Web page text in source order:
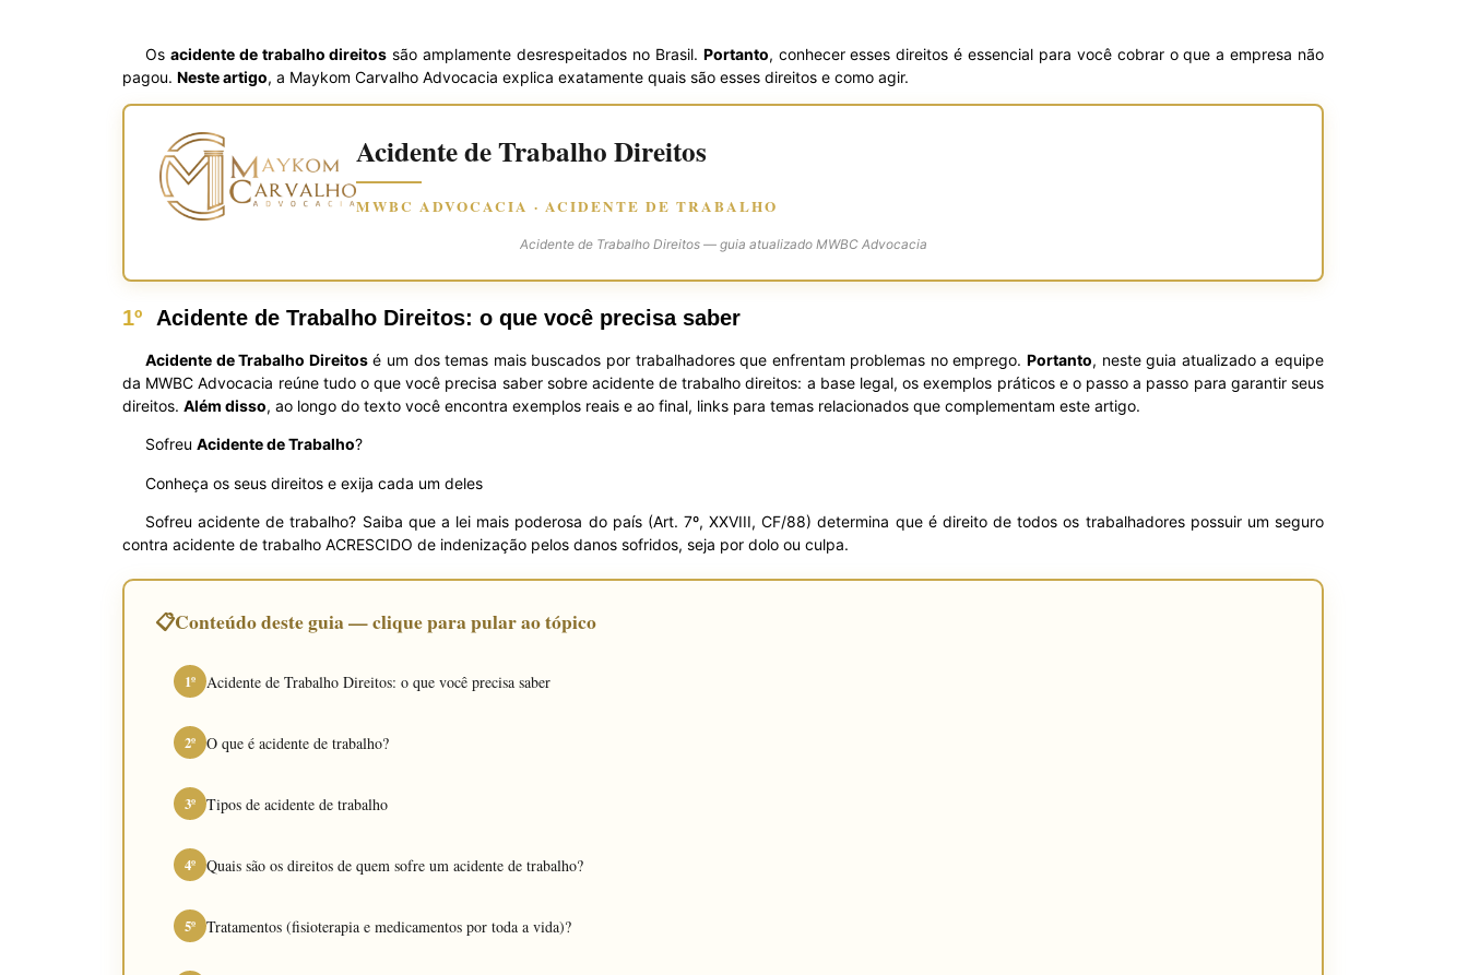
Os acidente de trabalho direitos são amplamente desrespeitados no Brasil. Portanto, conhecer esses direitos é essencial para você cobrar o que a empresa não
pagou. Neste artigo, a Maykom Carvalho Advocacia explica exatamente quais são esses direitos e como agir.
Acidente de Trabalho Direitos
MWBC ADVOCACIA · ACIDENTE DE TRABALHO
Acidente de Trabalho Direitos — guia atualizado MWBC Advocacia
1º Acidente de Trabalho Direitos: o que você precisa saber
Acidente de Trabalho Direitosé um dos temas mais buscados por trabalhadores que enfrentam problemas no emprego.Portanto, neste guia atualizado a equipe
da MWBC Advocacia reúne tudo o que você precisa saber sobre acidente de trabalho direitos: a base legal, os exemplos práticos e o passo a passo para garantir seus
direitos. Além disso, ao longo do texto você encontra exemplos reais e ao final, links para temas relacionados que complementam este artigo.
Sofreu Acidente de Trabalho?
Conheça os seus direitos e exija cada um deles
Sofreu acidente de trabalho? Saiba que a lei mais poderosa do país (Art. 7º, XXVIII, CF/88) determina que é direito de todos os trabalhadores possuir um seguro
contra acidente de trabalho ACRESCIDO de indenização pelos danos sofridos, seja por dolo ou culpa.
📋Conteúdo deste guia — clique para pular ao tópico
1º Acidente de Trabalho Direitos: o que você precisa saber
2º O que é acidente de trabalho?
3º Tipos de acidente de trabalho
4º Quais são os direitos de quem sofre um acidente de trabalho?
5º Tratamentos (fisioterapia e medicamentos por toda a vida)?